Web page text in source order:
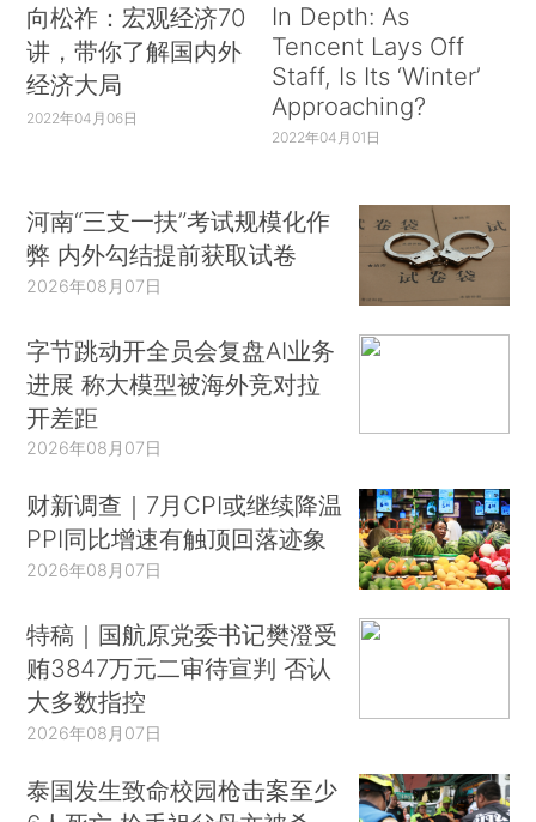
向松祚：宏观经济70
讲，带你了解国内外
经济大局
2022年04月06日
In Depth: As
Tencent Lays Off
Staff, Is Its ‘Winter’
Approaching?
2022年04月01日
河南“三支一扶”考试规模化作
弊 内外勾结提前获取试卷
2026年08月07日
字节跳动开全员会复盘AI业务
进展 称大模型被海外竞对拉
开差距
2026年08月07日
财新调查｜7月CPI或继续降温
PPI同比增速有触顶回落迹象
2026年08月07日
特稿｜国航原党委书记樊澄受
贿3847万元二审待宣判 否认
大多数指控
2026年08月07日
泰国发生致命校园枪击案至少